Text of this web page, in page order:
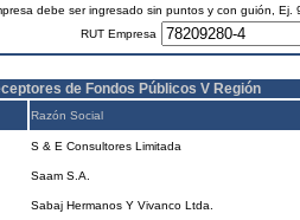
debe ser ingresado sin puntos y con guión, Ej.
RUT Empresa
de Fondos Públicos V Región
Razón Social
S & E Consultores Limitada
Saam S.A.
Sabaj Hermanos Y Vivanco Ltda.